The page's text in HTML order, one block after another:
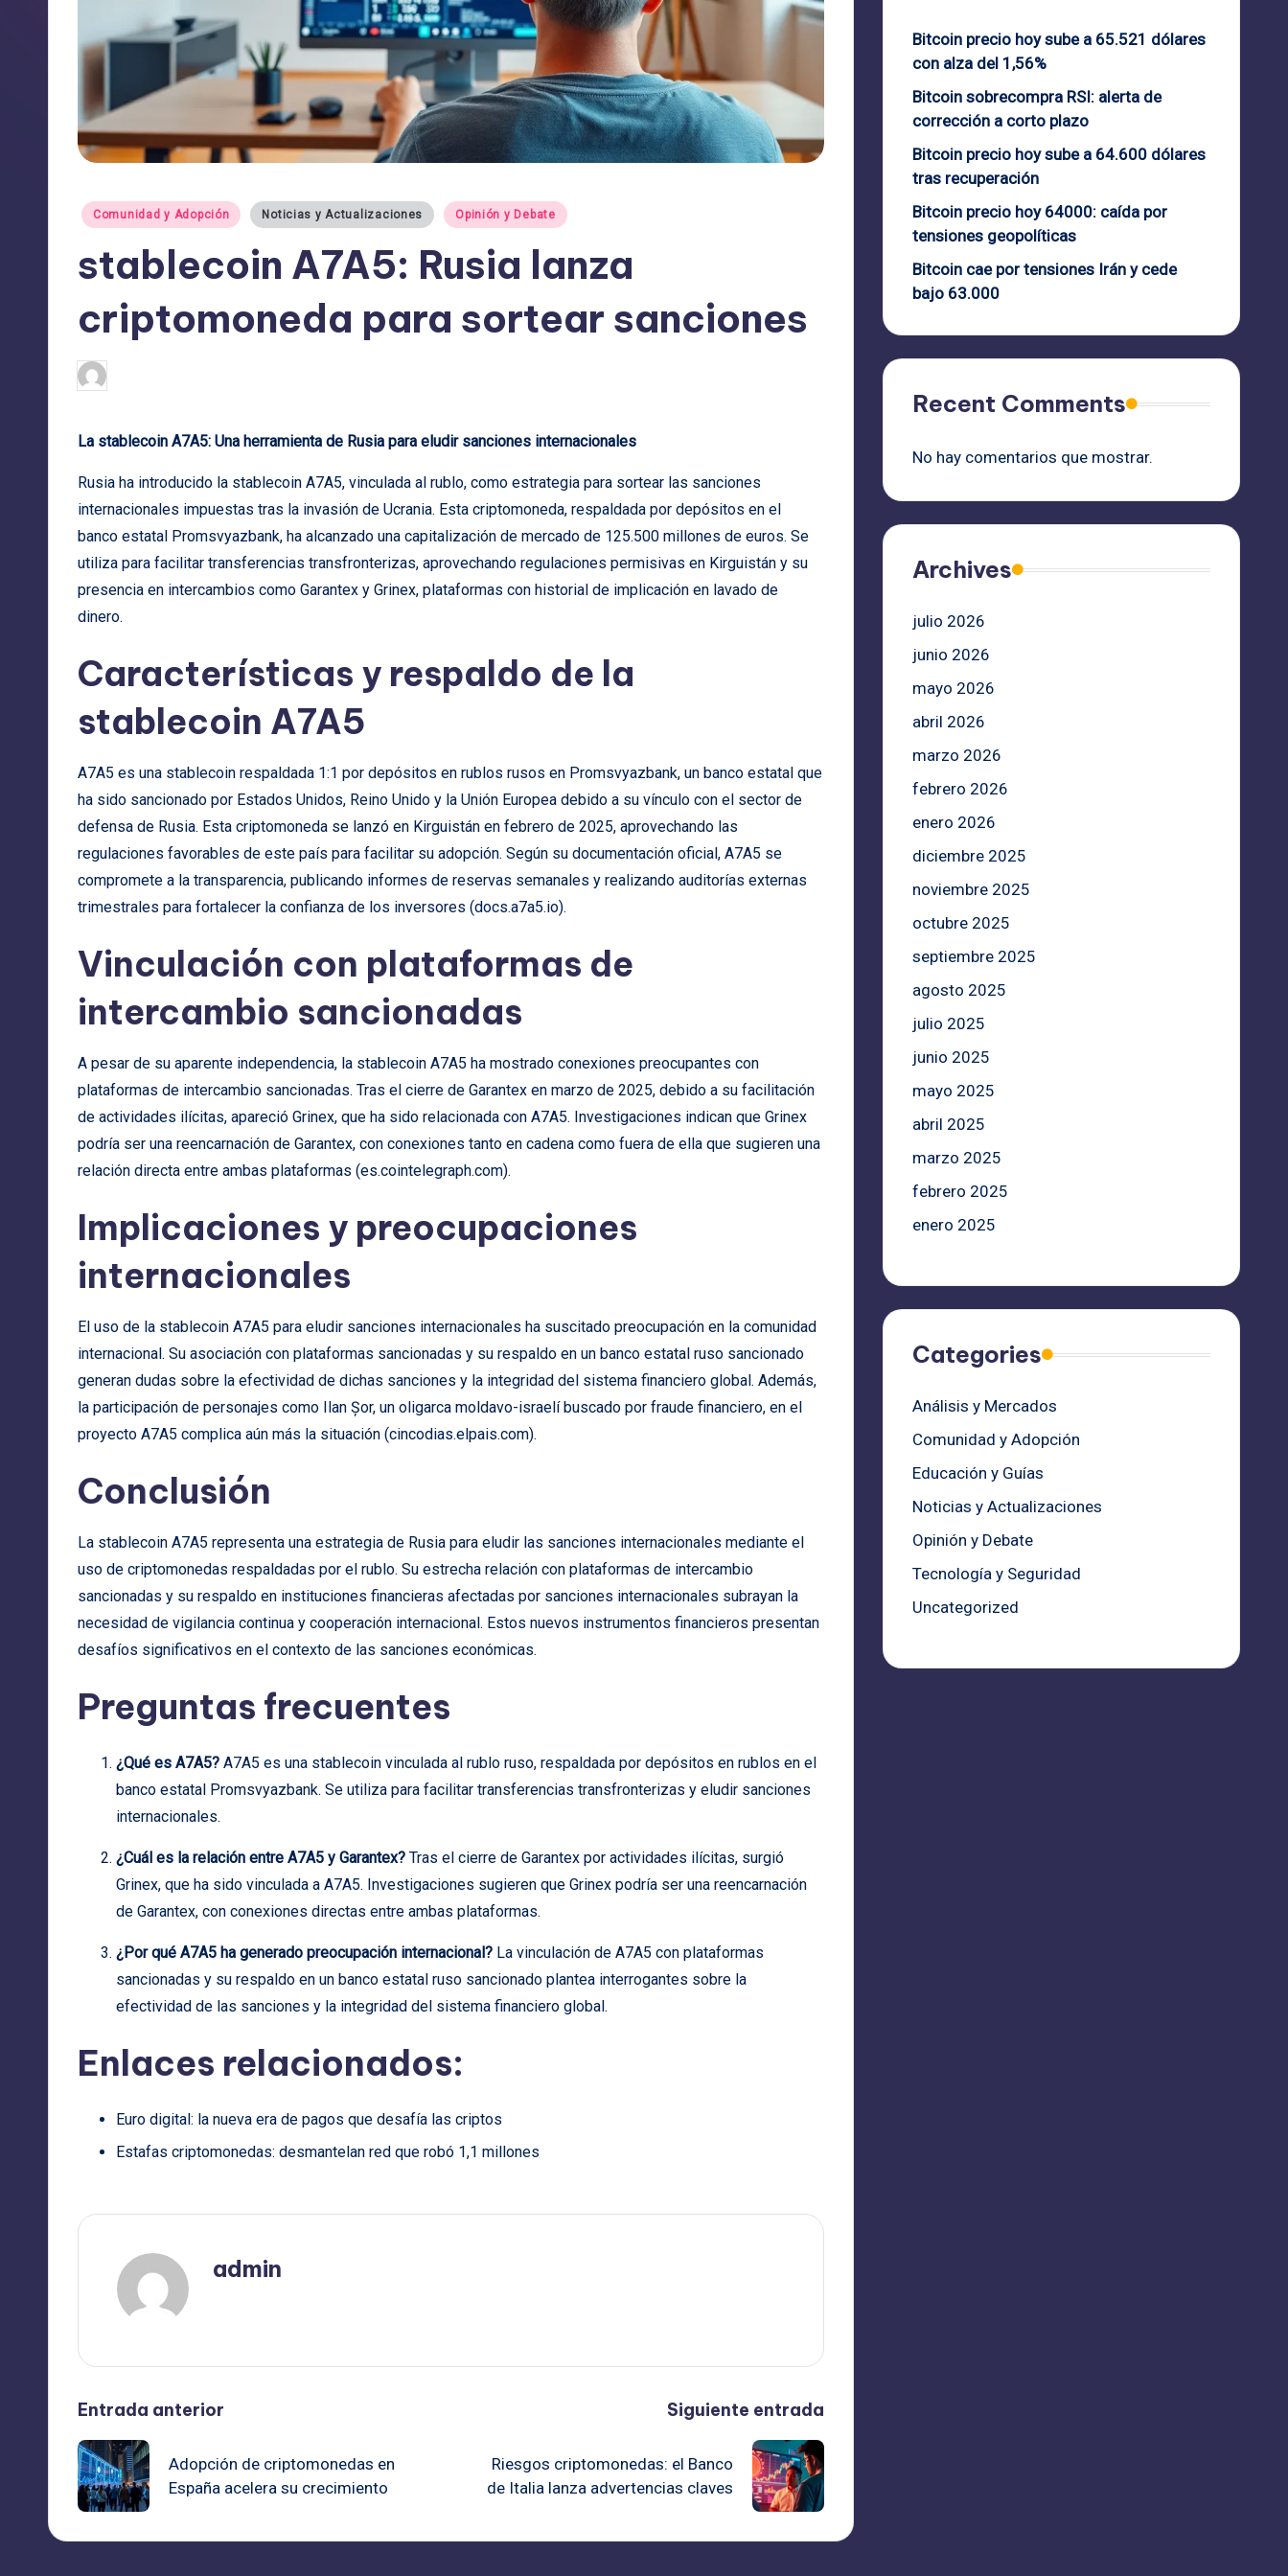
Publicado
Comunidad y Adopción Noticias y Actualizaciones Opinión y Debate
stablecoin A7A5: Rusia lanza
criptomoneda para sortear sanciones
Publicado
por
La stablecoin A7A5: Una herramienta de Rusia para eludir sanciones internacionales
Rusia ha introducido la stablecoin A7A5, vinculada al rublo, como estrategia para sortear las sanciones
internacionales impuestas tras la invasión de Ucrania. Esta criptomoneda, respaldada por depósitos en el
banco estatal Promsvyazbank, ha alcanzado una capitalización de mercado de 125.500 millones de euros. Se
utiliza para facilitar transferencias transfronterizas, aprovechando regulaciones permisivas en Kirguistán y su
presencia en intercambios como Garantex y Grinex, plataformas con historial de implicación en lavado de
dinero.
Características y respaldo de la
stablecoin A7A5
A7A5 es una stablecoin respaldada 1:1 por depósitos en rublos rusos en Promsvyazbank, un banco estatal que
ha sido sancionado por Estados Unidos, Reino Unido y la Unión Europea debido a su vínculo con el sector de
defensa de Rusia. Esta criptomoneda se lanzó en Kirguistán en febrero de 2025, aprovechando las
regulaciones favorables de este país para facilitar su adopción. Según su documentación oficial, A7A5 se
compromete a la transparencia, publicando informes de reservas semanales y realizando auditorías externas
trimestrales para fortalecer la confianza de los inversores (docs.a7a5.io).
Vinculación con plataformas de
intercambio sancionadas
A pesar de su aparente independencia, la stablecoin A7A5 ha mostrado conexiones preocupantes con
plataformas de intercambio sancionadas. Tras el cierre de Garantex en marzo de 2025, debido a su facilitación
de actividades ilícitas, apareció Grinex, que ha sido relacionada con A7A5. Investigaciones indican que Grinex
podría ser una reencarnación de Garantex, con conexiones tanto en cadena como fuera de ella que sugieren una
relación directa entre ambas plataformas (es.cointelegraph.com).
Implicaciones y preocupaciones
internacionales
El uso de la stablecoin A7A5 para eludir sanciones internacionales ha suscitado preocupación en la comunidad
internacional. Su asociación con plataformas sancionadas y su respaldo en un banco estatal ruso sancionado
generan dudas sobre la efectividad de dichas sanciones y la integridad del sistema financiero global. Además,
la participación de personajes como Ilan Șor, un oligarca moldavo-israelí buscado por fraude financiero, en el
proyecto A7A5 complica aún más la situación (cincodias.elpais.com).
Conclusión
La stablecoin A7A5 representa una estrategia de Rusia para eludir las sanciones internacionales mediante el
uso de criptomonedas respaldadas por el rublo. Su estrecha relación con plataformas de intercambio
sancionadas y su respaldo en instituciones financieras afectadas por sanciones internacionales subrayan la
necesidad de vigilancia continua y cooperación internacional. Estos nuevos instrumentos financieros presentan
desafíos significativos en el contexto de las sanciones económicas.
Preguntas frecuentes
¿Qué es A7A5? A7A5 es una stablecoin vinculada al rublo ruso, respaldada por depósitos en rublos en el
banco estatal Promsvyazbank. Se utiliza para facilitar transferencias transfronterizas y eludir sanciones
internacionales.
¿Cuál es la relación entre A7A5 y Garantex? Tras el cierre de Garantex por actividades ilícitas, surgió
Grinex, que ha sido vinculada a A7A5. Investigaciones sugieren que Grinex podría ser una reencarnación
de Garantex, con conexiones directas entre ambas plataformas.
¿Por qué A7A5 ha generado preocupación internacional? La vinculación de A7A5 con plataformas
sancionadas y su respaldo en un banco estatal ruso sancionado plantea interrogantes sobre la
efectividad de las sanciones y la integridad del sistema financiero global.
Enlaces relacionados:
Euro digital: la nueva era de pagos que desafía las criptos
Estafas criptomonedas: desmantelan red que robó 1,1 millones
admin
Navegación
de
entradas
Entrada anterior
Adopción de criptomonedas en
España acelera su crecimiento
Siguiente entrada
Riesgos criptomonedas: el Banco
de Italia lanza advertencias claves
Bitcoin precio hoy sube a 65.521 dólares
con alza del 1,56%
Bitcoin sobrecompra RSI: alerta de
corrección a corto plazo
Bitcoin precio hoy sube a 64.600 dólares
tras recuperación
Bitcoin precio hoy 64000: caída por
tensiones geopolíticas
Bitcoin cae por tensiones Irán y cede
bajo 63.000
Recent Comments
No hay comentarios que mostrar.
Archives
julio 2026
junio 2026
mayo 2026
abril 2026
marzo 2026
febrero 2026
enero 2026
diciembre 2025
noviembre 2025
octubre 2025
septiembre 2025
agosto 2025
julio 2025
junio 2025
mayo 2025
abril 2025
marzo 2025
febrero 2025
enero 2025
Categories
Análisis y Mercados
Comunidad y Adopción
Educación y Guías
Noticias y Actualizaciones
Opinión y Debate
Tecnología y Seguridad
Uncategorized